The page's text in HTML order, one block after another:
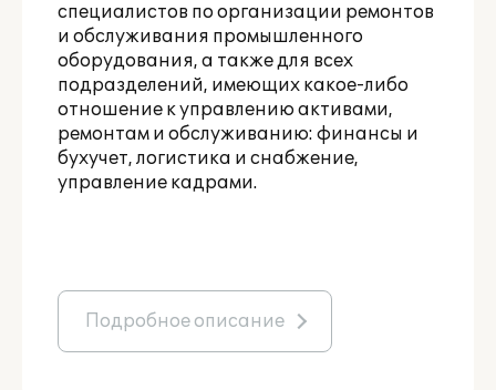
специалистов по организации ремонтов
и обслуживания промышленного
оборудования, а также для всех
подразделений, имеющих какое-либо
отношение к управлению активами,
ремонтам и обслуживанию: финансы и
бухучет, логистика и снабжение,
управление кадрами.
Подробное описание